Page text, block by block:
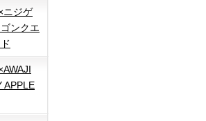
ニジゲ
ンクエ
APPLE